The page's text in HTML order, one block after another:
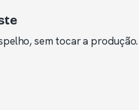
sem tocar a produção.